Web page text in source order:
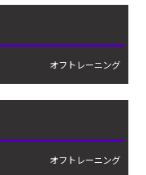
オフトレーニング
オフトレーニング